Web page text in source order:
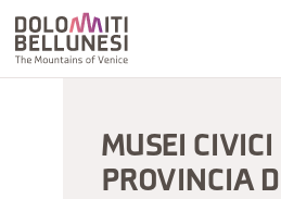
MUSEI
PROVINCIA